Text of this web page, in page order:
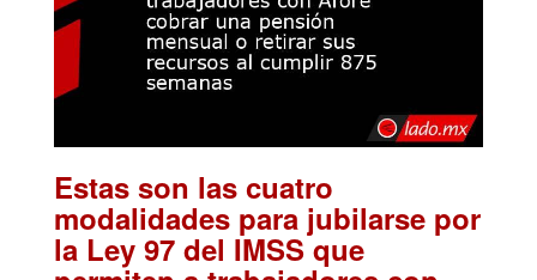
Estas son las cuatro
modalidades para jubilarse por
la Ley 97 del IMSS que